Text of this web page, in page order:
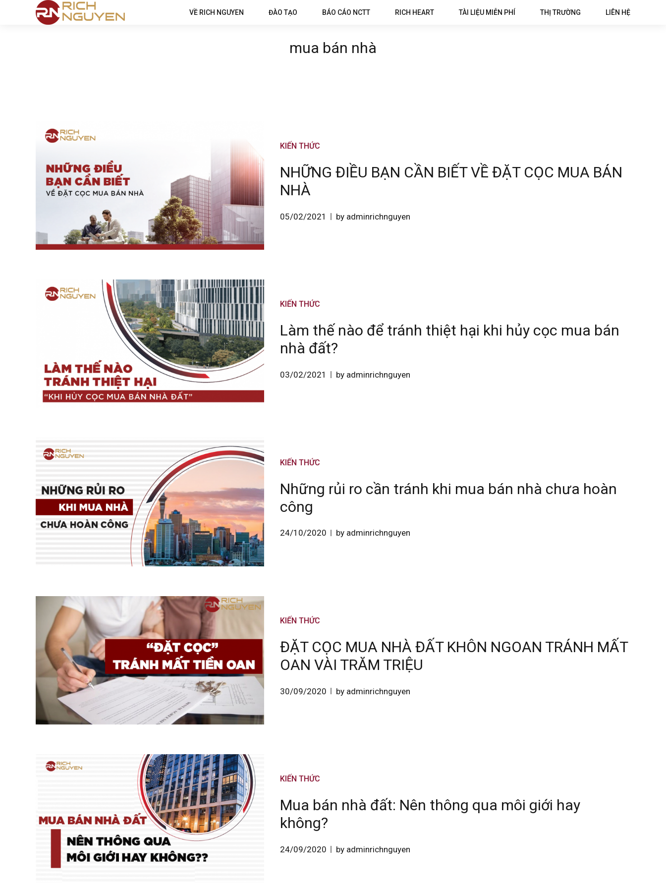
VỀ RICH NGUYEN ĐÀO TẠO BÁO CÁO NCTT RICH HEART TÀI LIỆU MIỄN PHÍ THỊ TRƯỜNG LIÊN HỆ
mua bán nhà
KIẾN THỨC
NHỮNG ĐIỀU BẠN CẦN BIẾT VỀ ĐẶT CỌC MUA BÁN
NHÀ
05/02/2021 by adminrichnguyen
KIẾN THỨC
Làm thế nào để tránh thiệt hại khi hủy cọc mua bán
nhà đất?
03/02/2021 by adminrichnguyen
KIẾN THỨC
Những rủi ro cần tránh khi mua bán nhà chưa hoàn
công
24/10/2020 by adminrichnguyen
KIẾN THỨC
ĐẶT CỌC MUA NHÀ ĐẤT KHÔN NGOAN TRÁNH MẤT
OAN VÀI TRĂM TRIỆU
30/09/2020 by adminrichnguyen
KIẾN THỨC
Mua bán nhà đất: Nên thông qua môi giới hay
không?
24/09/2020 by adminrichnguyen